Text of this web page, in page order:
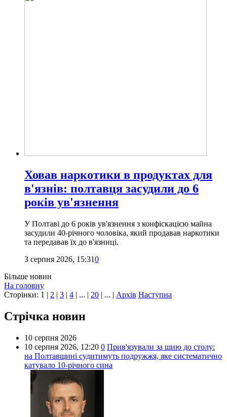
Ховав наркотики в продуктах для
в'язнів: полтавця засудили до 6
років ув'язнення
У Полтаві до 6 років ув'язнення з конфіскацією майна
засудили 40-річного чоловіка, який продавав наркотики
та передавав їх до в'язниці.
3 серпня 2026, 15:310
Більше новин
На головну
Сторінки: 1 | 2 | 3 | 4 | ... | 20 | ... | Архів Наступна
Стрічка новин
10 серпня 2026
10 серпня 2026, 12:20 0 Прив'язували за шию до столу:
на Полтавщині судитимуть подружжя, яке систематично
катувало 10-річного сина